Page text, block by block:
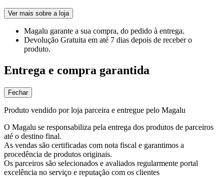
Ver mais sobre a loja
Magalu garante a sua compra, do pedido à entrega.
Devolução Gratuita em até 7 dias depois de receber o
produto.
Entrega e compra garantida
Fechar
Produto vendido por loja parceira e entregue pelo Magalu
O Magalu se responsabiliza pela entrega dos produtos de parceiros
até o destino final.
As vendas são certificadas com nota fiscal e garantimos a
procedência de produtos originais.
Os parceiros são selecionados e avaliados regularmente portal
excelência no serviço e reputação com os clientes